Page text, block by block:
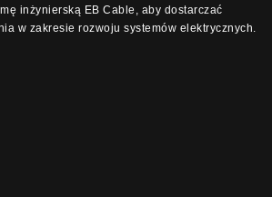
inżynierską EB Cable, aby dostarczać
w zakresie rozwoju systemów elektrycznych.